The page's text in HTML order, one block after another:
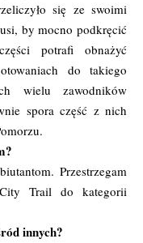
się ze swoimi
by mocno podkręcić
potrafi obnażyć
do takiego
wielu zawodników
spora część z nich
Przestrzegam
Trail do kategorii
innych?